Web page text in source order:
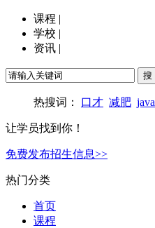
课程 |
学校 |
资讯 |
热搜词： 口才 减肥 java
让学员找到你！
免费发布招生信息>>
热门分类
首页
课程